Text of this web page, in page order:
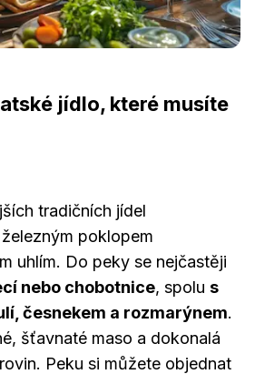
jídlo, které musíte
tradičních jídel
poklopem
uhlím. Do peky se nejčastěji
nebo chobotnice, spolu s
česnekem a rozmarýnem.
šťavnaté maso a dokonalá
Peku si můžete objednat